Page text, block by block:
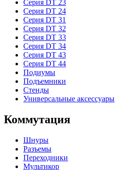
Серия DT 23
Серия DT 24
Серия DT 31
Серия DT 32
Серия DT 33
Серия DT 34
Серия DT 43
Серия DT 44
Подиумы
Подъемники
Стенды
Универсальные аксессуары
Коммутация
Шнуры
Разъемы
Переходники
Мультикор